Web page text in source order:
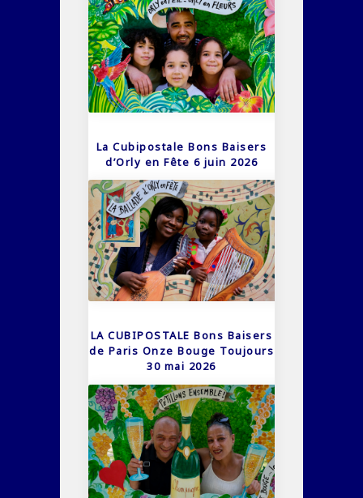
La Cubipostale Bons Baisers
d’Orly en Fête 6 juin 2026
LA CUBIPOSTALE Bons Baisers
de Paris Onze Bouge Toujours
30 mai 2026